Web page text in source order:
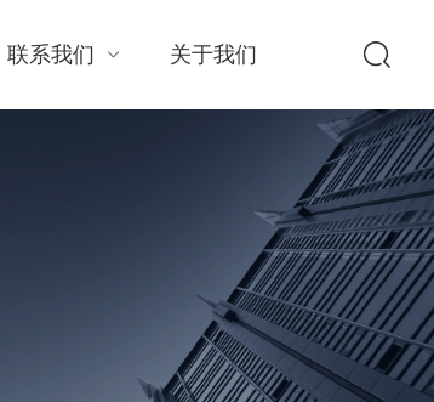
联系我们 关于我们